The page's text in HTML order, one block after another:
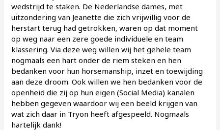
wedstrijd te staken. De Nederlandse dames, met
uitzondering van Jeanette die zich vrijwillig voor de
herstart terug had getrokken, waren op dat moment
op weg naar een zere goede individuele en team
klassering. Via deze weg willen wij het gehele team
nogmaals een hart onder de riem steken en hen
bedanken voor hun horsemanship, inzet en toewijding
aan deze droom. Ook willen we hen bedanken voor de
openheid die zij op hun eigen (Social Media) kanalen
hebben gegeven waardoor wij een beeld krijgen van
wat zich daar in Tryon heeft afgespeeld. Nogmaals
hartelijk dank!